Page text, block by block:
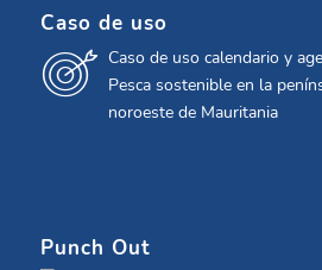
Caso de uso
Caso de uso calendario y
Pesca sostenible en la
noroeste de Mauritania
Punch Out